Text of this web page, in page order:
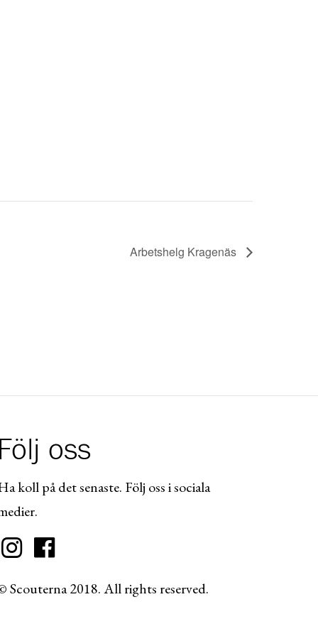
Arbetshelg Kragenäs
Följ oss
koll på det senaste. Följ oss i sociala
Scouterna 2018. All rights reserved.